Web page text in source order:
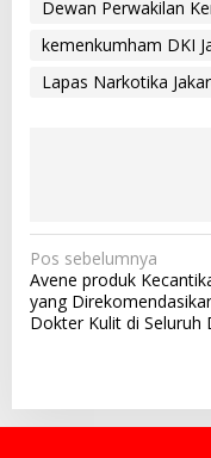
Dewan Perwakilan
kemenkumham DKI
Lapas Narkotika
N
a
v
a
Pos sebelumnya
Avene produk
yang
Dokter Kulit di Seluruh